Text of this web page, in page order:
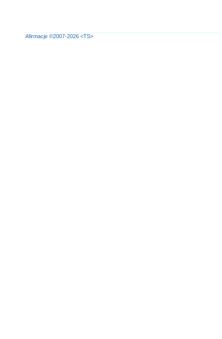
Afirmacje ©2007-2026 <TS>